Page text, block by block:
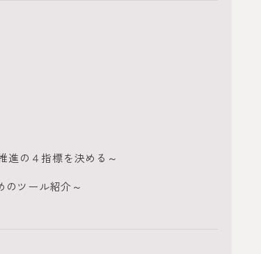
進の４指標を決める～
ツール紹介～